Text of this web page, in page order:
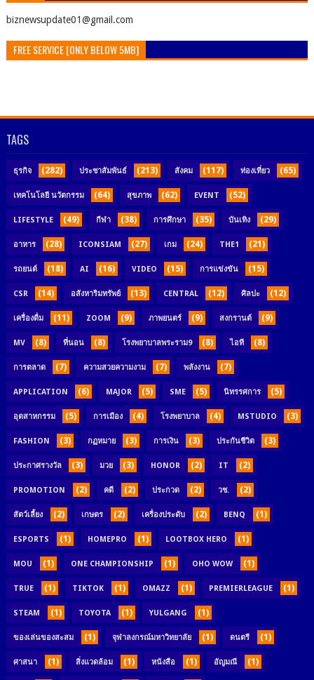
ิbiznewsupdate01@gmail.com
FREE SERVICE [ONLY BELOW 5MB]
TAGS
ธุรกิจ (282) ประชาสัมพันธ์ (213) สังคม (117) ท่องเที่ยว (65)
เทคโนโลยี นวัตกรรม (64) สุขภาพ (62) EVENT (52)
LIFESTYLE (49) กีฬา (38) การศึกษา (35) บันเทิง (29)
อาหาร (28) ICONSIAM (27) เกม (24) THE1 (21)
รถยนต์ (18) AI (16) VIDEO (15) การแข่งขัน (15)
CSR (14) อสังหาริมทรัพย์ (13) CENTRAL (12) ศิลปะ (12)
เครื่องดื่ม (11) ZOOM (9) ภาพยนตร์ (9) สงกรานต์ (9)
MV (8) ที่นอน (8) โรงพยาบาลพระราม9 (8) ไอที (8)
การตลาด (7) ความสวยความงาม (7) พลังงาน (7)
APPLICATION (6) MAJOR (5) SME (5) นิทรรศการ (5)
อุตสาหกรรม (5) การเมือง (4) โรงพยาบาล (4) MSTUDIO (3)
FASHION (3) กฏหมาย (3) การเงิน (3) ประกันชีวิต (3)
ประกาศรางวัล (3) มวย (3) HONOR (2) IT (2)
PROMOTION (2) คดี (2) ประกวด (2) วช. (2)
สัตว์เลี้ยง (2) เกษตร (2) เครื่องประดับ (2) BENQ (1)
ESPORTS (1) HOMEPRO (1) LOOTBOX HERO (1)
MOU (1) ONE CHAMPIONSHIP (1) OHO WOW (1)
TRUE (1) TIKTOK (1) OMAZZ (1) PREMIERLEAGUE (1)
STEAM (1) TOYOTA (1) YULGANG (1)
ของเล่นของสะสม (1) จุฬาลงกรณ์มหาวิทยาลัย (1) ดนตรี (1)
ศาสนา (1) สิ่งแวดล้อม (1) หนังสือ (1) อัญมณี (1)